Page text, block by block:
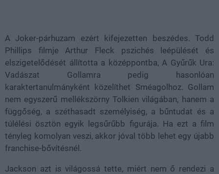
A Joker-párhuzam ezért kifejezetten beszédes. Todd
Phillips filmje Arthur Fleck pszichés leépülését és
elszigetelődését állította a középpontba, A Gyűrűk Ura:
Vadászat Gollamra pedig hasonlóan
karaktertanulmányként közelíthet Sméagolhoz. Gollam
nem egyszerű mellékszörny Tolkien világában, hanem a
függőség, a széthasadt személyiség, a bűntudat és a
túlélési ösztön egyik legsűrűbb figurája. Ha ezt a film
tényleg komolyan veszi, akkor jóval több lehet egy újabb
franchise-bővítésnél.
Jackson azt is világossá tette, miért nem ő rendezi a